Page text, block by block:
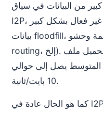
من البيانات في سياق
I2P، والذي هو بحد ذاته غير فعال بشكل كبير (قواعد
بيانات floodfill، حمولة تشفير ضخمة وحشو، garlic
routing، إلخ). إذا قمت بتحميل ملف hosts.txt من
فإن المتوسط يصل إلى حوالي
10 بايت/ثانية.
كما هو الحال عادة في I2P، هناك مقايضة أساسية هنا